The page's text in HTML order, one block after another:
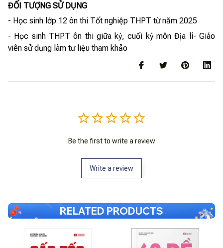
ĐỐI TƯỢNG SỬ DỤNG
- Học sinh lớp 12 ôn thi Tốt nghiệp THPT từ năm 2025
- Học sinh THPT ôn thi giữa kỳ, cuối kỳ môn Địa lí- Giáo
viên sử dụng làm tư liệu tham khảo
Be the first to write a review
Write a review
RELATED PRODUCTS